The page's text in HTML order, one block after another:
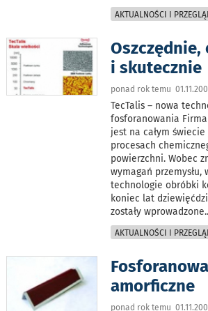
AKTUALNOŚCI I
i skutecznie
ponad rok temu
TecTalis – nowa
fosforanowania
jest na całym
procesach
powierzchni. Wobec
wymagań przemysłu,
technologie obróbki
koniec lat
zostały wprowadzone
AKTUALNOŚCI I
amorficzne
ponad rok temu